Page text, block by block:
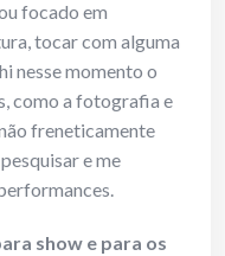
focado em
tocar com alguma
nesse momento o
como a fotografia e
freneticamente
e me
show e para os